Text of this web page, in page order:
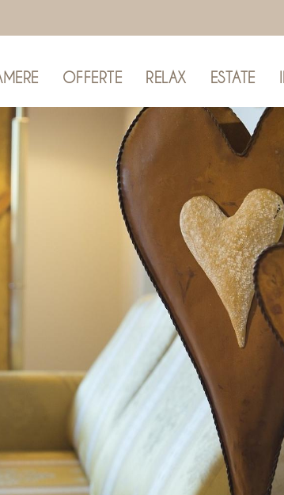
OFFERTE RELAX ESTATE